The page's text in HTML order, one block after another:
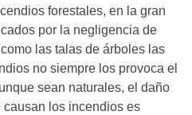
forestales, en la gran
por la negligencia de
las talas de árboles las
no siempre los provoca el
sean naturales, el daño
los incendios es